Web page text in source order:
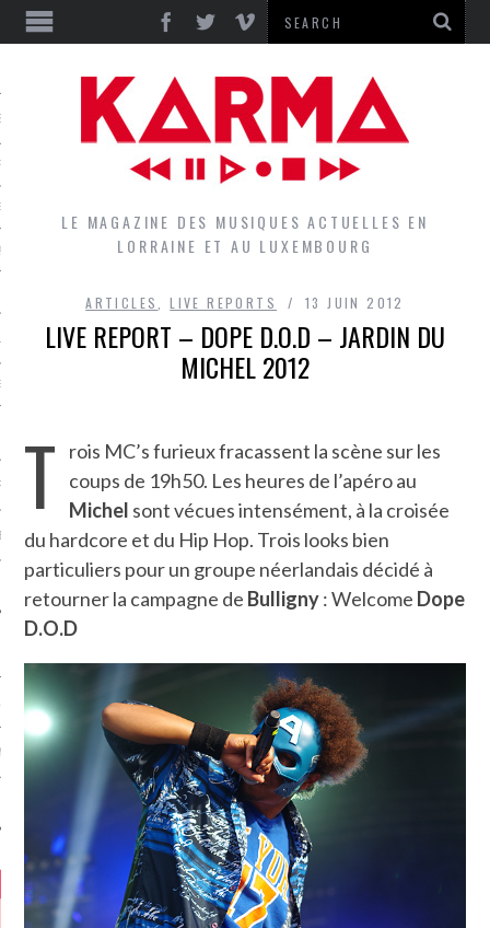
GROUPES DU LOCAL
LE MAGAZINE DES MUSIQUES ACTUELLES EN
LORRAINE ET AU LUXEMBOURG
ARTICLES ,LIVE REPORTS 13 JUIN 2012
LIVE REPORT – DOPE D.O.D – JARDIN DU
MICHEL 2012
T
rois MC’s furieux fracassent la scène sur les
coups de 19h50. Les heures de l’apéro au
Michel sont vécues intensément, à la croisée
du hardcore et du Hip Hop. Trois looks bien
particuliers pour un groupe néerlandais décidé à
retourner la campagne de Bulligny: Welcome Dope
D.O.D